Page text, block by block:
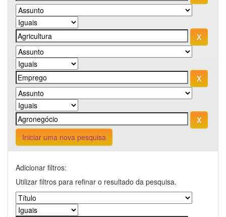
Iniciar uma nova pesquisa
Adicionar filtros:
Utilizar filtros para refinar o resultado da pesquisa.